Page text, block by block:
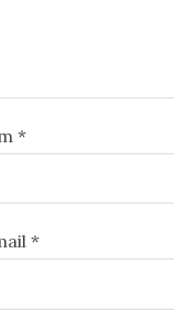
*
*